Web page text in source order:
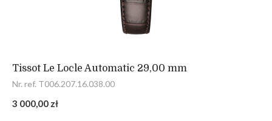
Tissot Le Locle Automatic 29,00 mm
Nr. ref. T006.207.16.038.00
3 000,00 zł